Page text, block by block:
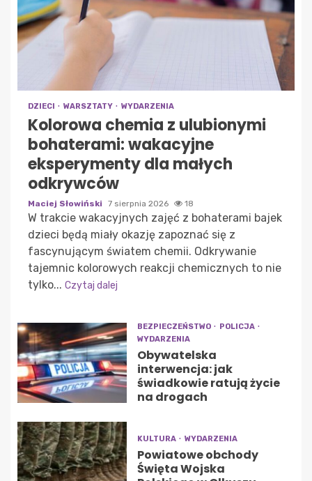
DZIECI WARSZTATY WYDARZENIA
Kolorowa chemia z ulubionymi
bohaterami: wakacyjne
eksperymenty dla małych
odkrywców
Maciej Słowiński 7 sierpnia 2026 18
W trakcie wakacyjnych zajęć z bohaterami bajek
dzieci będą miały okazję zapoznać się z
fascynującym światem chemii. Odkrywanie
tajemnic kolorowych reakcji chemicznych to nie
tylko... Czytaj dalej
BEZPIECZEŃSTWO
POLICJA
WYDARZENIA
Obywatelska
interwencja: jak
świadkowie ratują życie
na drogach
KULTURA WYDARZENIA
Powiatowe obchody
Święta Wojska